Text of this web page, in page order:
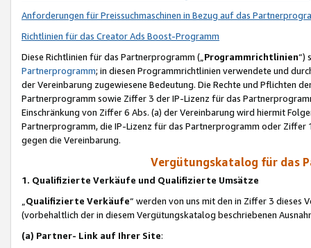
Anforderungen für Preissuchmaschinen in Bezug auf das
Richtlinien für das Creator Ads Boost-Programm
Diese Richtlinien für das Partnerprogramm („Programmrichtlinien“)
Partnerprogramm; in diesen Programmrichtlinien verwendete und
der Vereinbarung zugewiesene Bedeutung. Die Rechte und Pflichten
Partnerprogramm sowie Ziffer 3 der IP-Lizenz für das
Einschränkung von Ziffer 6 Abs. (a) der Vereinbarung wird hiermit
Partnerprogramm, die IP-Lizenz für das Partnerprogramm oder
gegen die Vereinbarung.
Vergütungskatalog für das
1. Qualifizierte Verkäufe und Qualifizierte Umsätze
Qualifizierte Verkäufe“ werden von uns mit den in Ziffer 3
(vorbehaltlich der in diesem Vergütungskatalog beschriebenen
(a) Partner- Link auf Ihrer Site: